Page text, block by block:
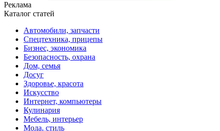
Реклама
Каталог статей
Автомобили, запчасти
Спецтехника, прицепы
Бизнес, экономика
Безопасность, охрана
Дом, семья
Досуг
Здоровье, красота
Искусство
Интернет, компьютеры
Кулинария
Мебель, интерьер
Мода, стиль